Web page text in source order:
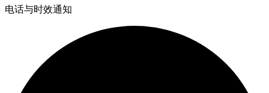
电话与时效通知